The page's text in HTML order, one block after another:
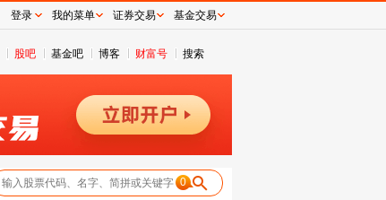
股吧 基金吧 博客 财富号 搜索
0
登录 我的菜单 证券交易 基金交易